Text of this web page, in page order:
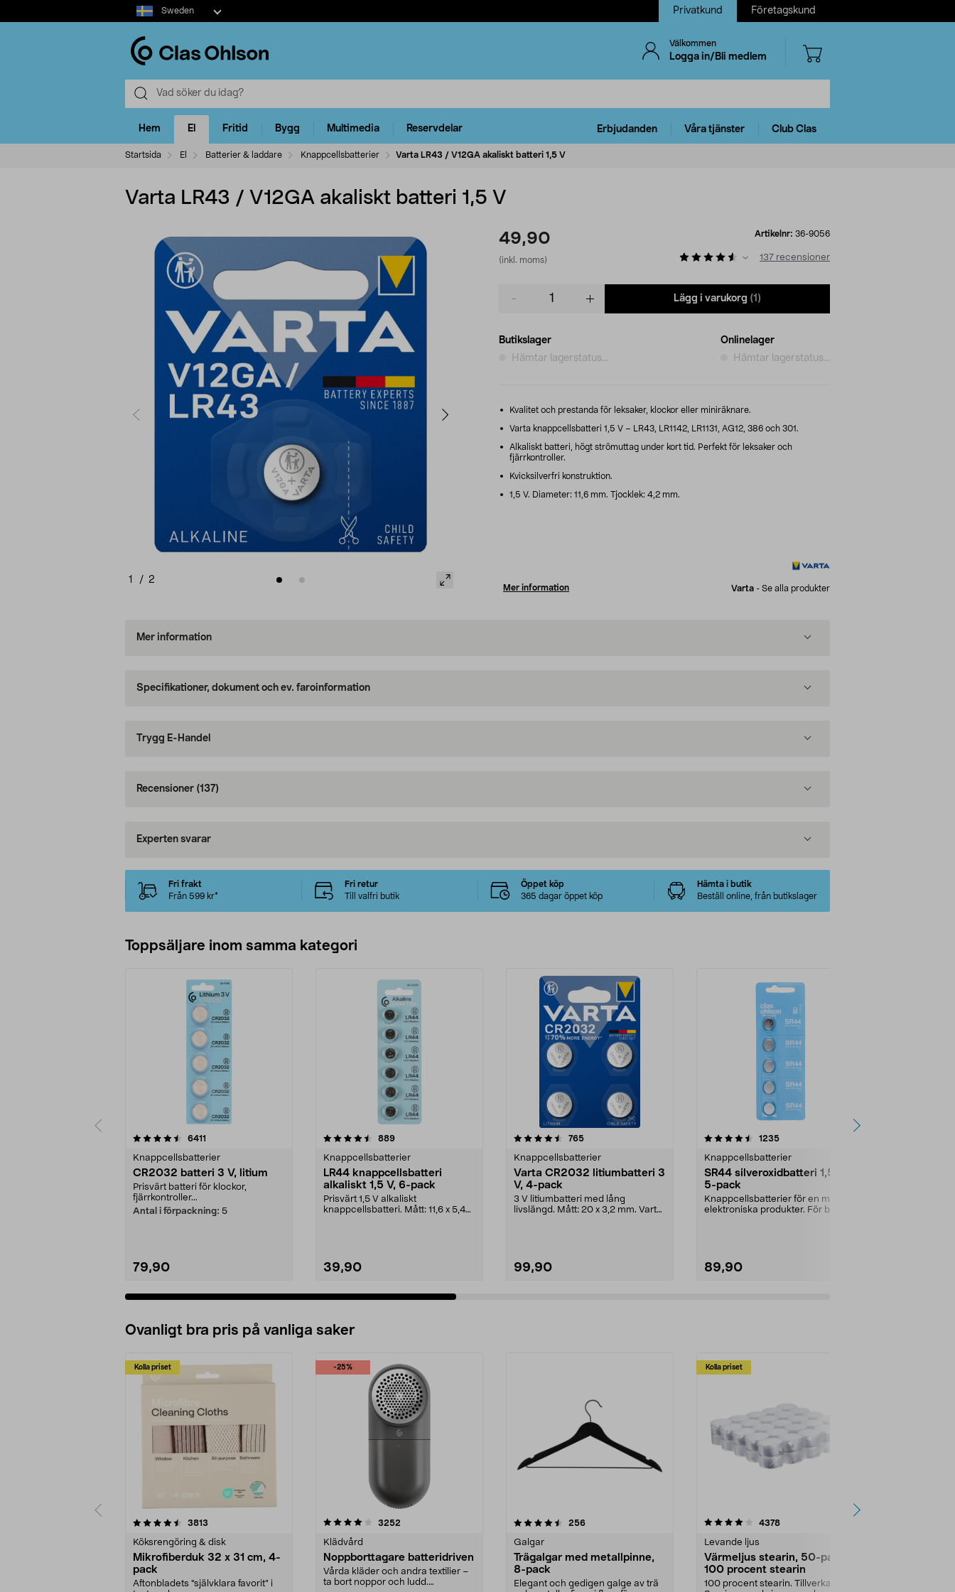
Select
market
Sweden Privatkund Företagskund
Välkommen
Logga in/Bli medlem
Hem El Fritid Bygg Multimedia Reservdelar Erbjudanden Våra tjänster Club Clas
Startsida El Batterier & laddare Knappcellsbatterier Varta LR43 / V12GA akaliskt batteri 1,5 V
Varta LR43 / V12GA akaliskt batteri 1,5 V
1 / 2
49,90
(inkl. moms)
Artikelnr: 36-9056
137 recensioner
Lägg i varukorg (1)
Butikslager
Hämtar lagerstatus...
Onlinelager
Hämtar lagerstatus...
Kvalitet och prestanda för leksaker, klockor eller miniräknare.
Varta knappcellsbatteri 1,5 V – LR43, LR1142, LR1131, AG12, 386 och 301.
Alkaliskt batteri, högt strömuttag under kort tid. Perfekt för leksaker och
fjärrkontroller.
Kvicksilverfri konstruktion.
1,5 V. Diameter: 11,6 mm. Tjocklek: 4,2 mm.
Mer information Varta - Se alla produkter
Mer information
Specifikationer, dokument och ev. faroinformation
Trygg E-Handel
Recensioner (137)
Experten svarar
Fri frakt
Från 599 kr*
Fri retur
Till valfri butik
Öppet köp
365 dagar öppet köp
Hämta i butik
Beställ online, från butikslager
Toppsäljare inom samma kategori
6411
Knappcellsbatterier
CR2032 batteri 3 V, litium
Prisvärt batteri för klockor,
fjärrkontroller...
Antal i förpackning: 5
79,90
4.5 av 5 stjärnor 889recensioner
Knappcellsbatterier
LR44 knappcellsbatteri
alkaliskt 1,5 V, 6-pack
Prisvärt 1,5 V alkaliskt
knappcellsbatteri. Mått: 11,6 x 5,4
39,90
4.5 av 5 stjärnor 765recensioner
Knappcellsbatterier
Varta CR2032 litiumbatteri 3
V, 4-pack
3 V litiumbatteri med lång
livslängd. Mått: 20 x 3,2 mm. Varta
99,90
4.5 av 5 stjärnor 1235recensioner
Knappcellsbatterier
SR44 silveroxidbatteri 1,5 V,
5-pack
Knappcellsbatterier för en mängd
elektroniska produkter. För bland
89,90
4.5 av 5 stjärnor
Ovanligt bra pris på vanliga saker
Kolla priset
3813
Köksrengöring & disk
Mikrofiberduk 32 x 31 cm, 4-
pack
Aftonbladets "självklara favorit” i
-25%
4.0av 5 stjärnor 3252
Klädvård
Noppborttagare batteridriven
Vårda kläder och andra textilier –
ta bort noppor och ludd.
4.5av 5 stjärnor 256recensioner
Galgar
Trägalgar med metallpinne,
8-pack
Elegant och gedigen galge av trä
Kolla priset
4.0av 5 stjärnor 4378recensioner
Levande ljus
Värmeljus stearin, 50-pack,
100 procent stearin
100 procent stearin. Tillverkade i
4.5av 5 stjärnor